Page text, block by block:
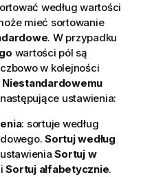
według wartości
mieć sortowanie
. W przypadku
wartości pól są
w kolejności
Niestandardowemu
ustawienia:
: sortuje według
Sortuj według
Sortuj w
iSortuj alfabetycznie.